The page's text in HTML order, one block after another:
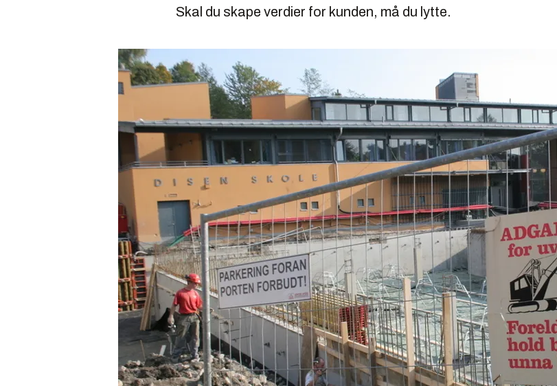
Skal du skape verdier for kunden, må du lytte.